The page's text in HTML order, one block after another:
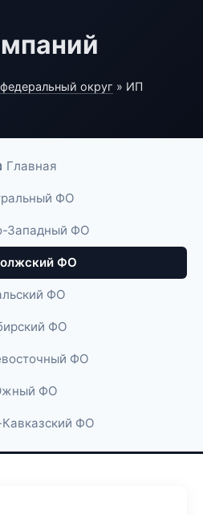
округ » ИП
Главная
ФО
Западный ФО
ФО
ФО
ФО
ФО
ФО
ФО